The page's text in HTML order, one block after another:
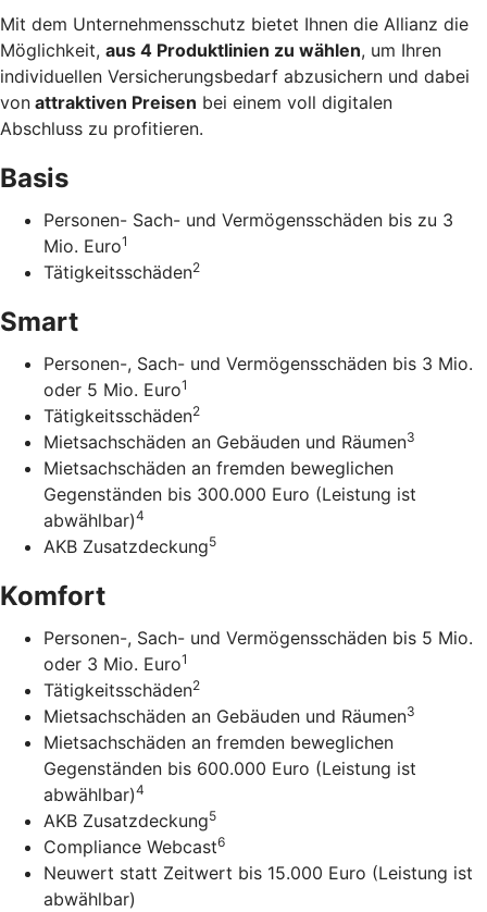
Mit dem Unternehmens­schutz bietet Ihnen die Allianz die
Möglichkeit, aus 4 Produkt­linien zu wählen, um Ihren
individuellen Versicherungs­bedarf abzusichern und dabei
von attraktiven Preisen bei einem voll digitalen
Abschluss zu profitieren.
Basis
Personen- Sach- und Vermögensschäden bis zu 3
Mio. Euro1
Tätigkeitsschäden2
Smart
Personen-, Sach- und Vermögensschäden bis 3 Mio.
oder 5 Mio. Euro1
Tätigkeitsschäden2
Mietsachschäden an Gebäuden und Räumen3
Mietsachschäden an fremden beweglichen
Gegenständen bis 300.000 Euro (Leistung ist
abwählbar)4
AKB Zusatzdeckung5
Komfort
Personen-, Sach- und Vermögensschäden bis 5 Mio.
oder 3 Mio. Euro1
Tätigkeitsschäden2
Mietsachschäden an Gebäuden und Räumen3
Mietsachschäden an fremden beweglichen
Gegenständen bis 600.000 Euro (Leistung ist
abwählbar)4
AKB Zusatzdeckung5
Compliance Webcast6
Neuwert statt Zeitwert bis 15.000 Euro (Leistung ist
abwählbar)